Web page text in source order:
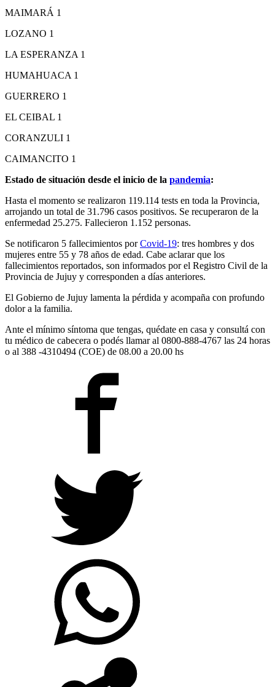
MAIMARÁ 1
LOZANO 1
LA ESPERANZA 1
HUMAHUACA 1
GUERRERO 1
EL CEIBAL 1
CORANZULI 1
CAIMANCITO 1
Estado de situación desde el inicio de la pandemia:
Hasta el momento se realizaron 119.114 tests en toda la Provincia,
arrojando un total de 31.796 casos positivos. Se recuperaron de la
enfermedad 25.275. Fallecieron 1.152 personas.
Se notificaron 5 fallecimientos porCovid-19: tres hombres y dos
mujeres entre 55 y 78 años de edad. Cabe aclarar que los
fallecimientos reportados, son informados por el Registro Civil de la
Provincia de Jujuy y corresponden a días anteriores.
El Gobierno de Jujuy lamenta la pérdida y acompaña con profundo
dolor a la familia.
Ante el mínimo síntoma que tengas, quédate en casa y consultá con
tu médico de cabecera o podés llamar al 0800-888-4767 las 24 horas
o al 388 -4310494 (COE) de 08.00 a 20.00 hs